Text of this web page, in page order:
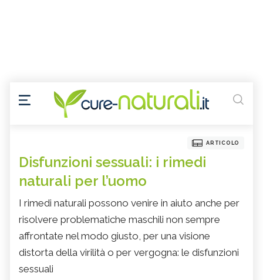
ARTICOLO
Disfunzioni sessuali: i rimedi
naturali per l’uomo
I rimedi naturali possono venire in aiuto anche per
risolvere problematiche maschili non sempre
affrontate nel modo giusto, per una visione
distorta della virilità o per vergogna: le disfunzioni
sessuali